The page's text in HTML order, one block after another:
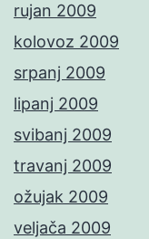
rujan 2009
kolovoz 2009
srpanj 2009
lipanj 2009
svibanj 2009
travanj 2009
ožujak 2009
veljača 2009